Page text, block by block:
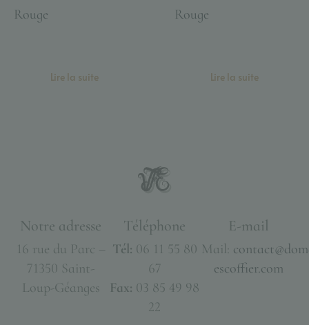
Rouge
Lire la suite
Rouge
Lire la suite
Notre adresse
16 rue du Parc –
71350 Saint-
Loup-Géanges
Téléphone
Tél: 06 11 55 80
67
Fax: 03 85 49 98
22
E-mail
Mail:
escoffier.com